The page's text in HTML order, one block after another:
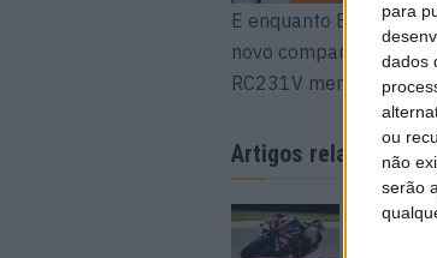
para
dados
ou
não
serão
E enquanto Espargaró
novo companheiro de
RC231V mereça ser
Artigos relacionados